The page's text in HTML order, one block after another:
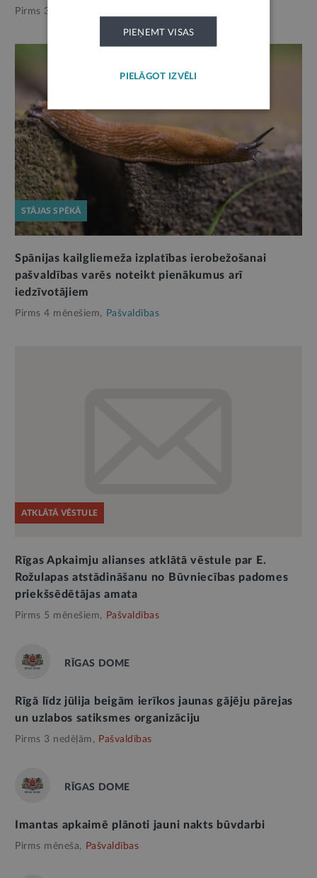
Pirms 3 mēnešiem,
STĀJAS SPĒKĀ
Spānijas kailgliemeža izplatības ierobežošanai
pašvaldības varēs noteikt pienākumus arī
iedzīvotājiem
Pirms 4 mēnešiem, Pašvaldības
ATKLĀTĀ VĒSTULE
Rīgas Apkaimju alianses atklātā vēstule par E.
Rožulapas atstādināšanu no Būvniecības padomes
priekšsēdētājas amata
Pirms 5 mēnešiem, Pašvaldības
RĪGAS DOME
Rīgā līdz jūlija beigām ierīkos jaunas gājēju pārejas
un uzlabos satiksmes organizāciju
Pirms 3 nedēļām, Pašvaldības
RĪGAS DOME
Imantas apkaimē plānoti jauni nakts būvdarbi
Pirms mēneša, Pašvaldības
PIEŅEMT VISAS
PIELĀGOT IZVĒLI